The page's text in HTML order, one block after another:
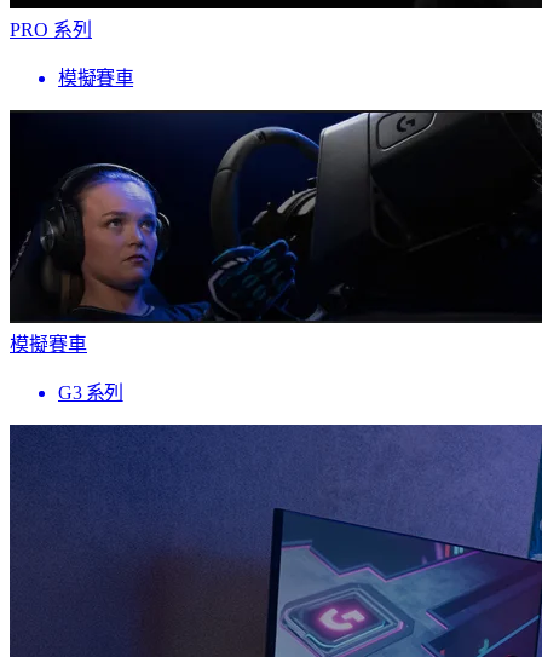
PRO 系列
模擬賽車
模擬賽車
G3 系列